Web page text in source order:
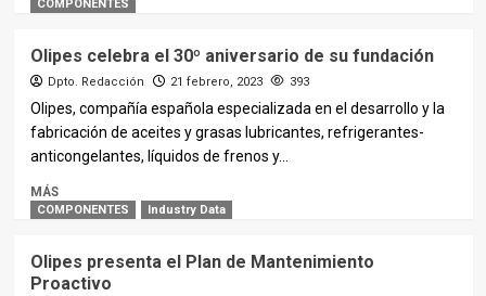
COMPONENTES
Olipes celebra el 30º aniversario de su fundación
Dpto. Redacción 21 febrero, 2023 393
Olipes, compañía española especializada en el desarrollo y la
fabricación de aceites y grasas lubricantes, refrigerantes-
anticongelantes, líquidos de frenos y...
MÁS
COMPONENTES Industry Data
Olipes presenta el Plan de Mantenimiento
Proactivo